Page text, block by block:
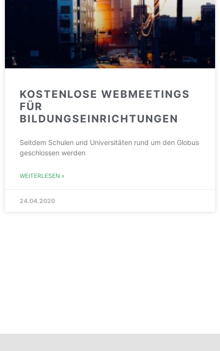
KOSTENLOSE WEBMEETINGS
FÜR
BILDUNGSEINRICHTUNGEN
Seitdem Schulen und Universitäten rund um den Globus
geschlossen werden
WEITERLESEN »
24.04.2020